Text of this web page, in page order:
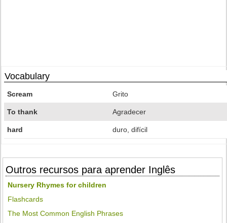
Vocabulary
Scream Grito
To thank Agradecer
hard duro, difícil
Outros recursos para aprender Inglês
Nursery Rhymes for children
Flashcards
The Most Common English Phrases